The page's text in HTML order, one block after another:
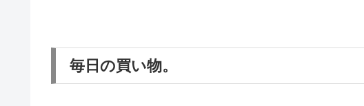
毎日の買い物。